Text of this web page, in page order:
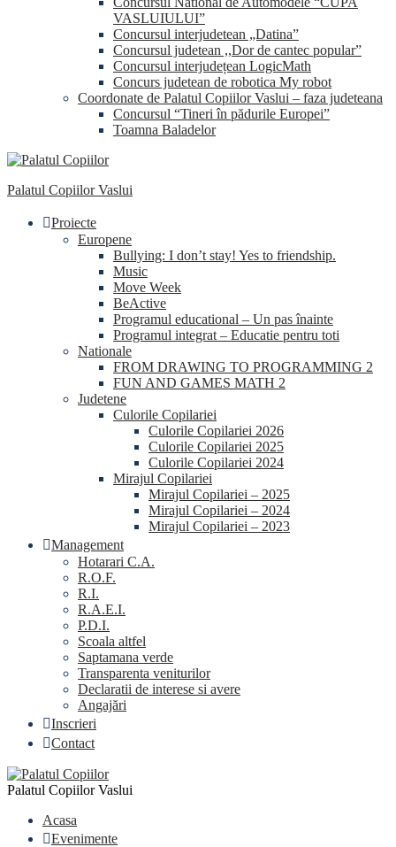
VASLUIULUI”
Concursul interjudetean „Datina”
Concursul judetean ,,Dor de cantec popular”
Concursul interjudețean LogicMath
Concurs judetean de robotica My robot
Coordonate de Palatul Copiilor Vaslui – faza judeteana
Concursul “Tineri în pădurile Europei”
Toamna Baladelor
Palatul Copiilor Vaslui
Proiecte
Europene
Bullying: I don’t stay! Yes to friendship.
Music
Move Week
BeActive
Programul educational – Un pas înainte
Programul integrat – Educatie pentru toti
Nationale
FROM DRAWING TO PROGRAMMING 2
FUN AND GAMES MATH 2
Judetene
Culorile Copilariei
Culorile Copilariei 2026
Culorile Copilariei 2025
Culorile Copilariei 2024
Mirajul Copilariei
Mirajul Copilariei – 2025
Mirajul Copilariei – 2024
Mirajul Copilariei – 2023
Management
Hotarari C.A.
R.O.F.
R.I.
R.A.E.I.
P.D.I.
Scoala altfel
Saptamana verde
Transparenta veniturilor
Declaratii de interese si avere
Angajări
Inscrieri
Contact
Palatul Copiilor Vaslui
Acasa
Evenimente